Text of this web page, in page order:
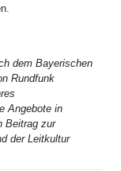
dem Bayerischen
Rundfunk
Angebote in
Beitrag zur
der Leitkultur